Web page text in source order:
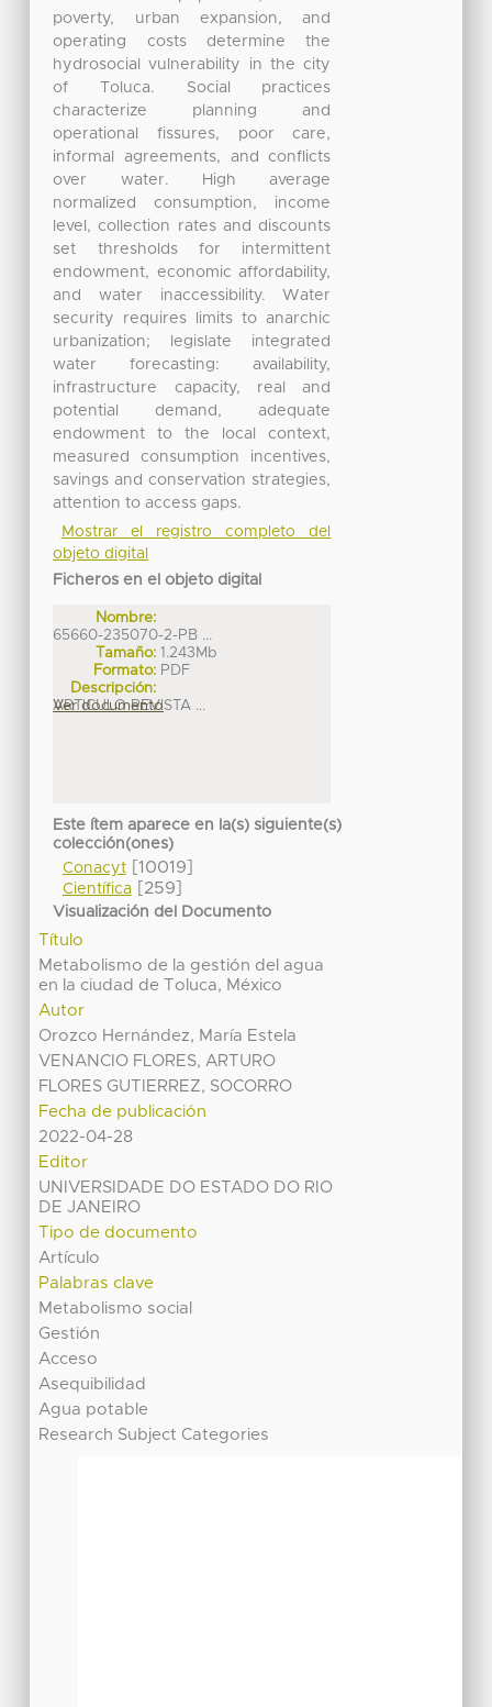
poverty, urban expansion, and
operating costs determine the
hydrosocial vulnerability in the city
of Toluca. Social practices
characterize planning and
operational fissures, poor care,
informal agreements, and conflicts
over water. High average
normalized consumption, income
level, collection rates and discounts
set thresholds for intermittent
endowment, economic affordability,
and water inaccessibility. Water
security requires limits to anarchic
urbanization; legislate integrated
water forecasting: availability,
infrastructure capacity, real and
potential demand, adequate
endowment to the local context,
measured consumption incentives,
savings and conservation strategies,
attention to access gaps.
Mostrar el registro completo del
objeto digital
Ficheros en el objeto digital
Nombre:
65660-235070-2-PB ...
Tamaño: 1.243Mb
Formato: PDF
Descripción:
ARTICULO REVISTA ...
Ver documento
Este ítem aparece en la(s) siguiente(s)
colección(ones)
Conacyt[10019]
Científica[259]
Visualización del Documento
Título
Metabolismo de la gestión del agua
en la ciudad de Toluca, México
Autor
Orozco Hernández, María Estela
VENANCIO FLORES, ARTURO
FLORES GUTIERREZ, SOCORRO
Fecha de publicación
2022-04-28
Editor
UNIVERSIDADE DO ESTADO DO RIO
DE JANEIRO
Tipo de documento
Artículo
Palabras clave
Metabolismo social
Gestión
Acceso
Asequibilidad
Agua potable
Research Subject Categories